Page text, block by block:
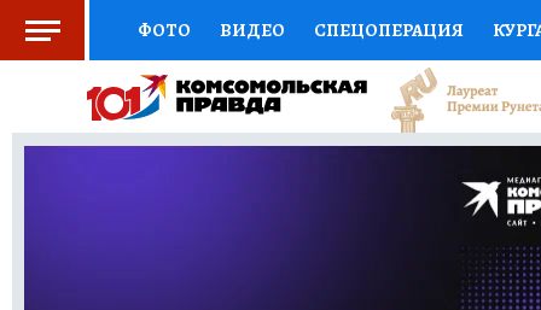
ФОТО ВИДЕО СПЕЦОПЕРАЦИЯ
СОЦПОДДЕРЖКА НАУКА СПОРТ
ВЫБОР ЭКСПЕРТОВ ДОКТОР
ПРОГНОЗЫ НА СПОРТ